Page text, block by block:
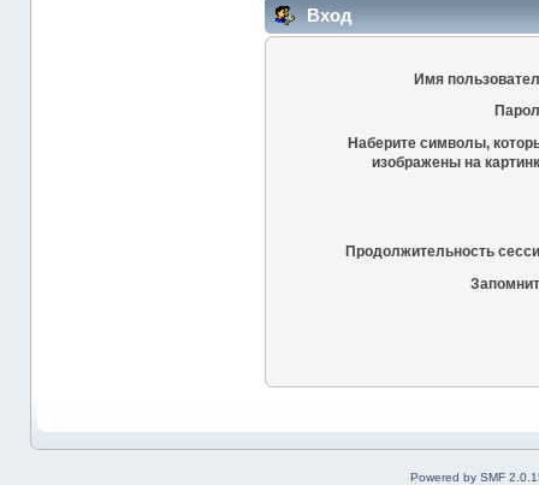
Вход
Имя
Наберите символы,
изображены на
Продолжительность
Powered by SMF